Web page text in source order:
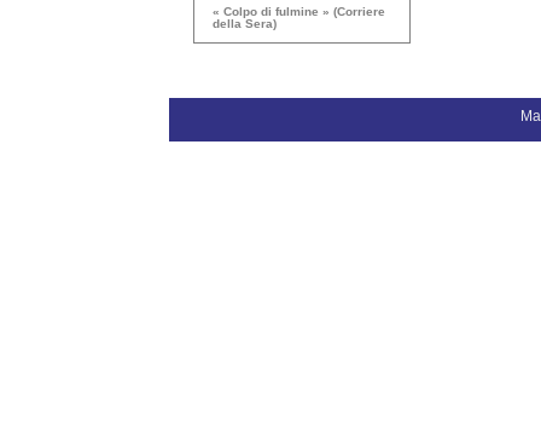
« Colpo di fulmine » (Corriere
della Sera)